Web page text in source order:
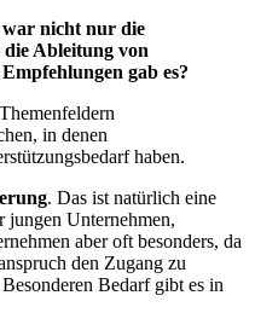
war nicht nur die
die Ableitung von
gab es?
in denen
haben.
. Das ist natürlich eine
jungen Unternehmen,
aber oft besonders, da
den Zugang zu
Bedarf gibt es in